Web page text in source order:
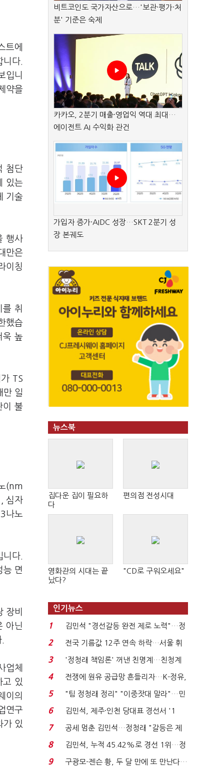
트에
다.
입니
약을
첨단
있는
기술
행사
만은
이칭
취
했습
욱 높
TS
만 일
이 불
(nm
심자
나노
다.
능 면
장비
아닌
업체
고 있
이의
연구
가 있
비트코인도 국가자산으로…'보관·평가·처
분' 기준은 숙제
카카오, 2분기 매출·영업익 역대 최대…
에이전트 AI 수익화 관건
가입자 증가·AIDC 성장…SKT 2분기 성
장 본궤도
뉴스북
집다운 집이 필요하
다
편의점 전성시대
영화관의 시대는 끝
났다?
"CD로 구워오세요"
인기뉴스
1
김민석 "경선갈등 완전 제로 노력"…정
청래 "반명 공세 사...
2
전국 기름값 12주 연속 하락…서울 휘
발윳값 1909원...
3
'정청래 책임론' 꺼낸 친명계…친청계
는 추가투표 때리기...
4
전쟁에 원유 공급망 흔들리자…K-정유,
에너지안보 핵심...
5
"팀 정청래 정리" "이중잣대 말라"…민
주 최고위원 계파 다...
6
김민석, 제주·인천 당대표 경선서 '1
위'(1보)...
7
공세 멈춘 김민석…정청래 "갈등은 제
가 수습"
8
김민석, 누적 45.42%로 경선 1위…정
청래와 격차 0.86%p(...
9
구광모-젠슨 황, 두 달 만에 또 만난다…